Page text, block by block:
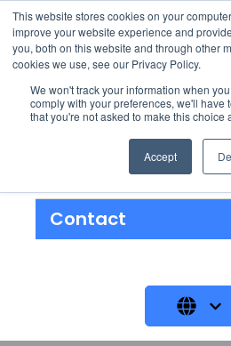
This website stores cookies on your
improve your website experience and
you, both on this website and through other
cookies we use, see our Privacy Policy.
We won't track your information when
comply with your preferences, we'll have
that you're not asked to make this choice
Accept
Solutions
Contact